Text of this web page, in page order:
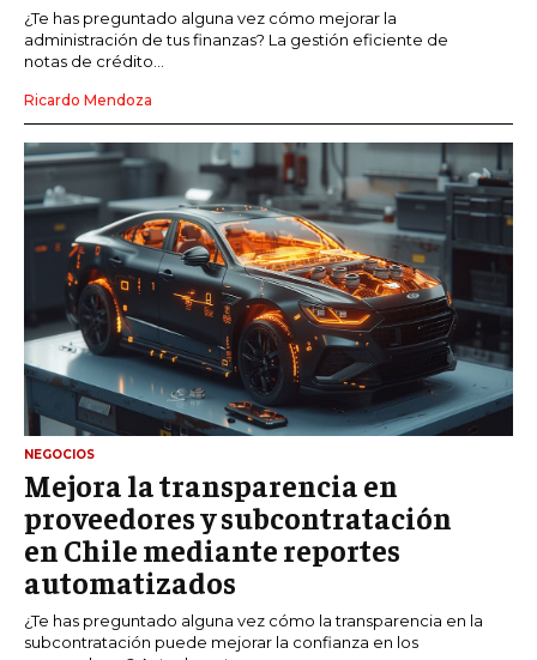
¿Te has preguntado alguna vez cómo mejorar la
administración de tus finanzas? La gestión eficiente de
notas de crédito...
Ricardo Mendoza
NEGOCIOS
Mejora la transparencia en
proveedores y subcontratación
en Chile mediante reportes
automatizados
¿Te has preguntado alguna vez cómo la transparencia en la
subcontratación puede mejorar la confianza en los